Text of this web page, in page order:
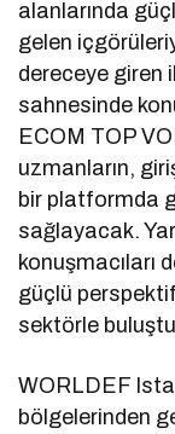
alanlarında
gelen
dereceye giren
sahnesinde
ECOM TOP
uzmanların,
bir platformda
sağlayacak.
konuşmacıları
güçlü
sektörle
WORLDEF
bölgelerinden